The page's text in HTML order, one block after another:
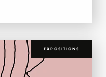
EXPOSITIONS